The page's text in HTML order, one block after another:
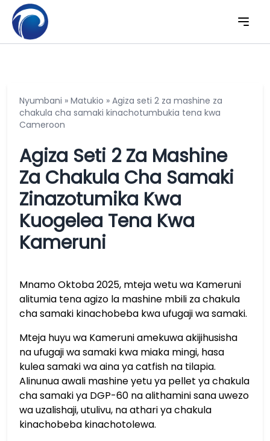
Nyumbani » Matukio » Agiza seti 2 za mashine za
chakula cha samaki kinachotumbukia tena kwa
Cameroon
Agiza Seti 2 Za Mashine
Za Chakula Cha Samaki
Zinazotumika Kwa
Kuogelea Tena Kwa
Kameruni
Mnamo Oktoba 2025, mteja wetu wa Kameruni
alitumia tena agizo la mashine mbili za chakula
cha samaki kinachobeba kwa ufugaji wa samaki.
Mteja huyu wa Kameruni amekuwa akijihusisha
na ufugaji wa samaki kwa miaka mingi, hasa
kulea samaki wa aina ya catfish na tilapia.
Alinunua awali mashine yetu ya pellet ya chakula
cha samaki ya DGP-60 na alithamini sana uwezo
wa uzalishaji, utulivu, na athari ya chakula
kinachobeba kinachotolewa.